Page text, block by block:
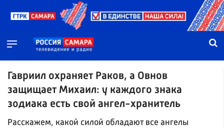
Гавриил охраняет Раков, а Овнов
защищает Михаил: у каждого знака
зодиака есть свой ангел-хранитель
Расскажем, какой силой обладают все ангелы